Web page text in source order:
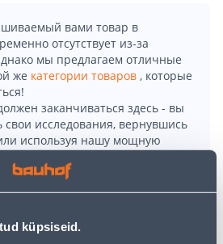
küpsiseid.
вами товар в
отсутствует из-за
мы предлагаем отличные
же категории товаров , которые
заканчиваться здесь - вы
исследования, вернувшись
используя нашу мощную
покупок!
karastatud lõugadega.